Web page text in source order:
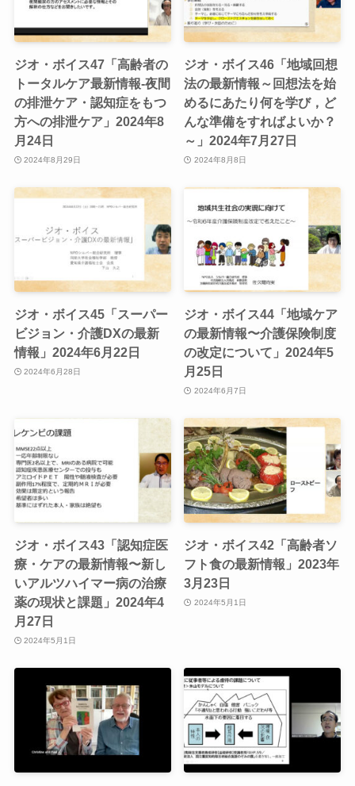
ジオ・ボイス47「高齢者の
トータルケア最新情報-夜間
の排泄ケア・認知症をもつ
方への排泄ケア」2024年8
月24日
2024年8月29日
ジオ・ボイス46「地域回想
法の最新情報～回想法を始
めるにあたり何を学び，ど
んな準備をすればよいか？
～」2024年7月27日
2024年8月8日
ジオ・ボイス45「スーパー
ビジョン・介護DXの最新
情報」2024年6月22日
2024年6月28日
ジオ・ボイス44「地域ケア
の最新情報〜介護保険制度
の改定について」2024年5
月25日
2024年6月7日
ジオ・ボイス43「認知症医
療・ケアの最新情報〜新し
いアルツハイマー病の治療
薬の現状と課題」2024年4
月27日
2024年5月1日
ジオ・ボイス42「高齢者ソ
フト食の最新情報」2023年
3月23日
2024年5月1日